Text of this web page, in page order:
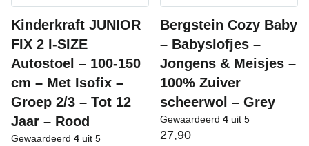
Kinderkraft JUNIOR
FIX 2 I-SIZE
Autostoel – 100-150
cm – Met Isofix –
Groep 2/3 – Tot 12
Jaar – Rood
Gewaardeerd 4 uit 5
Bergstein Cozy Baby
– Babyslofjes –
Jongens & Meisjes –
100% Zuiver
scheerwol – Grey
Gewaardeerd 4 uit 5
27,90